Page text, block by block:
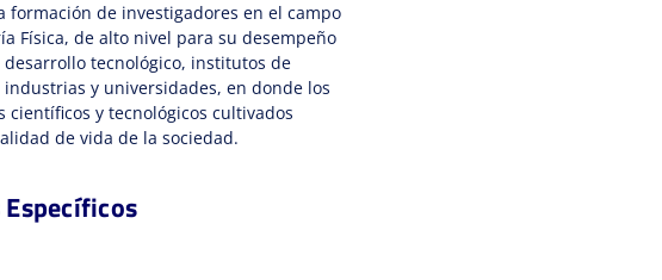
formación de investigadores en el campo
Física, de alto nivel para su desempeño
tecnológico, institutos de
industrias y universidades, en donde los
científicos y tecnológicos cultivados
de vida de la sociedad.